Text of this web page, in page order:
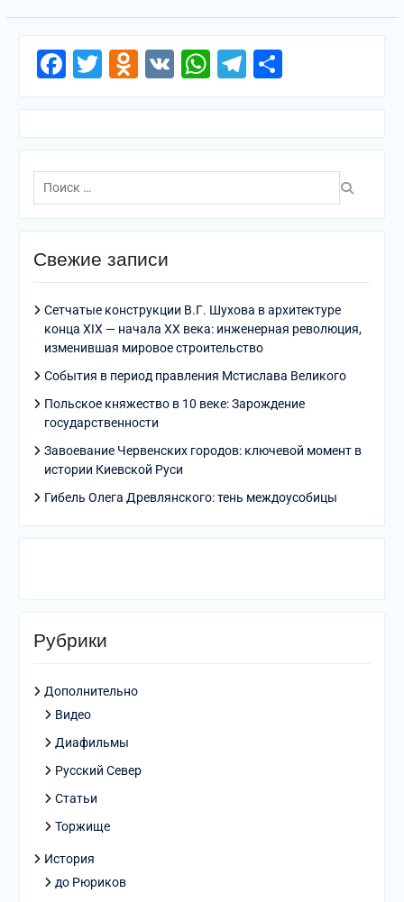
Facebook
Twitter
Odnoklassniki
VK WhatsApp
Telegram
Поиск
по:
Свежие записи
Сетчатые конструкции В.Г. Шухова в архитектуре
конца XIX — начала XX века: инженерная революция,
изменившая мировое строительство
События в период правления Мстислава Великого
Польское княжество в 10 веке: Зарождение
государственности
Завоевание Червенских городов: ключевой момент в
истории Киевской Руси
Гибель Олега Древлянского: тень междоусобицы
Рубрики
Дополнительно
Видео
Диафильмы
Русский Север
Статьи
Торжище
История
до Рюриков